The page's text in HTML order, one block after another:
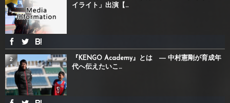
イライト」出演【...
『KENGO Academy』とは ― 中村憲剛が育成年
代へ伝えたいこ...
2